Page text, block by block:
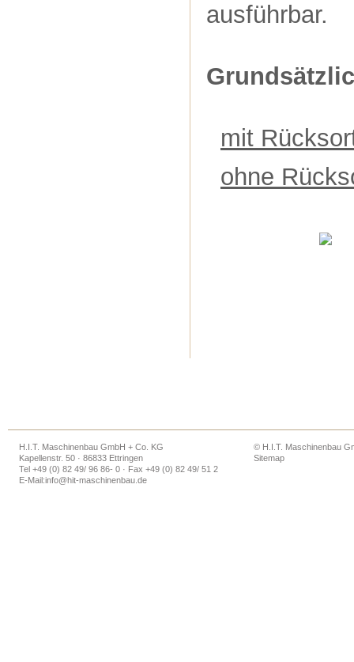
ausführbar.
mit
ohne
H.I.T. Maschinenbau GmbH + Co. KG
Kapellenstr. 50 · 86833 Ettringen
Tel +49 (0) 82 49/ 96 86- 0 · Fax +49 (0) 82 49/ 51 2
E-Mail:info@hit-maschinenbau.de
© H.I.T. Maschinenbau
Sitemap